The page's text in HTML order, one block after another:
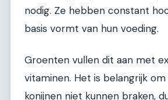
nodig. Ze hebben constant
basis vormt van hun voeding.
Groenten vullen dit aan met
vitaminen. Het is belangrijk
konijnen niet kunnen braken,